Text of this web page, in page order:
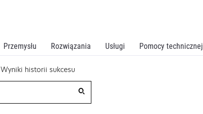
Przemysłu Rozwiązania Usługi Pomocy technicznej
Wyniki historii sukcesu